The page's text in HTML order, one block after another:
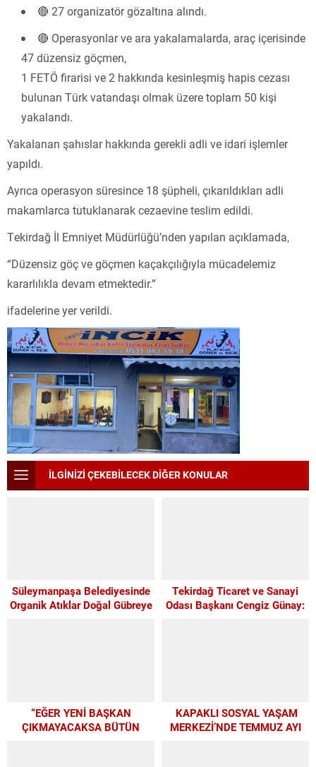
🔴 27 organizatör gözaltına alındı.
🔴 Operasyonlar ve ara yakalamalarda, araç içerisinde
47 düzensiz göçmen,
1 FETÖ firarisi ve 2 hakkında kesinleşmiş hapis cezası
bulunan Türk vatandaşı olmak üzere toplam 50 kişi
yakalandı.
Yakalanan şahıslar hakkında gerekli adli ve idari işlemler
yapıldı.
Ayrıca operasyon süresince 18 şüpheli, çıkarıldıkları adli
makamlarca tutuklanarak cezaevine teslim edildi.
Tekirdağ İl Emniyet Müdürlüğü’nden yapılan açıklamada,
“Düzensiz göç ve göçmen kaçakçılığıyla mücadelemiz
kararlılıkla devam etmektedir.”
ifadelerine yer verildi.
İLGİNİZİ ÇEKEBİLECEK DİĞER KONULAR
Süleymanpaşa Belediyesinde
Organik Atıklar Doğal Gübreye
Tekirdağ Ticaret ve Sanayi
Odası Başkanı Cengiz Günay:
“EĞER YENİ BAŞKAN
ÇIKMAYACAKSA BÜTÜN
KAPAKLI SOSYAL YAŞAM
MERKEZİ’NDE TEMMUZ AYI